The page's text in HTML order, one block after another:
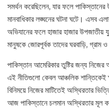
সমর্থন করেছিলেন, যার ফলে
মানবাধিকার লঙ্ঘনের ঘটনা ঘটে। এসব
অভিযানের ফলে হাজার হাজার
মানুষকে জোরপূর্বক তাদের ঘরবাড়ি,
পাকিস্তান আমেরিকার তুষ্টির জন্য নিজের
এই নীতিগুলো কেবল আঞ্চলিক শান্তিকেই
বিনিময়ে নিজের মাটিতেই অস্থিরতার
আজ পাকিস্তানে চলমান অস্থিরতার মূল